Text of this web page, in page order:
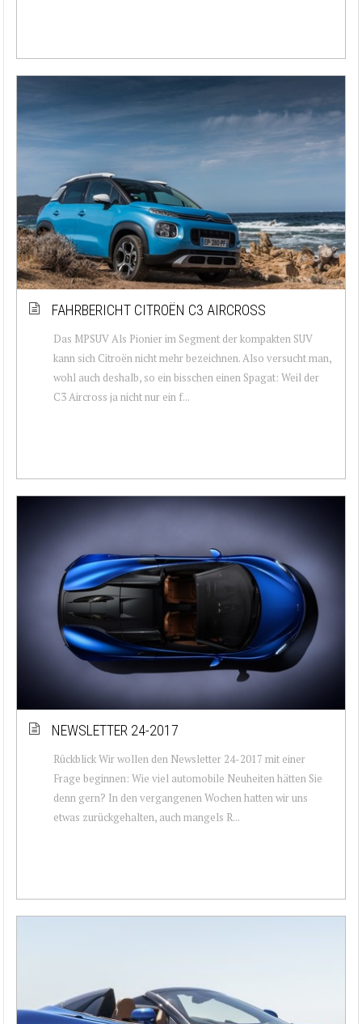
FAHRBERICHT CITROËN C3 AIRCROSS
Das MPSUV Als Pionier im Segment der kompakten SUV
kann sich Citroën nicht mehr bezeichnen. Also versucht man,
wohl auch deshalb, so ein bisschen einen Spagat: Weil der
C3 Aircross ja nicht nur ein f...
NEWSLETTER 24-2017
Rückblick Wir wollen den Newsletter 24-2017 mit einer
Frage beginnen: Wie viel automobile Neuheiten hätten Sie
denn gern? In den vergangenen Wochen hatten wir uns
etwas zurückgehalten, auch mangels R...